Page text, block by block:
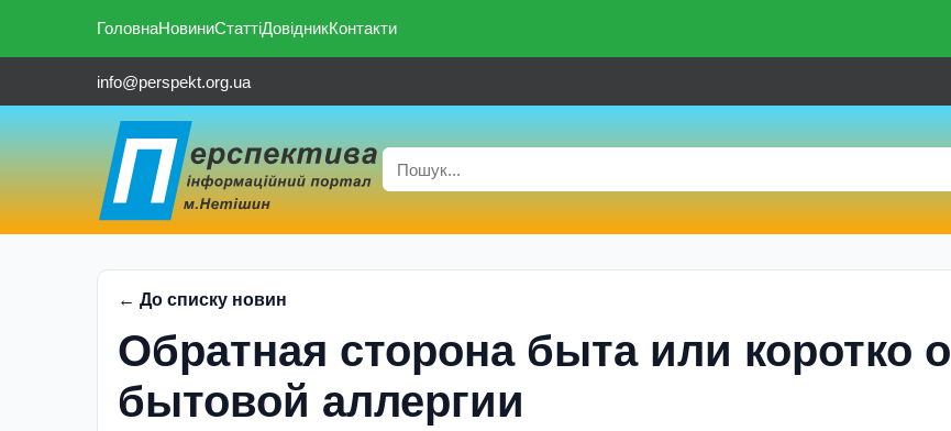
ГоловнаНовиниСтаттіДовідникКонтакти
info@perspekt.org.ua
← До списку новин
Обратная сторона быта или коротко о
бытовой аллергии